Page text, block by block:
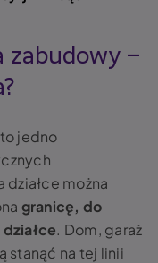
zabudowy –
jedno
można
granicę, do
. Dom, garaż
stanąć na tej linii